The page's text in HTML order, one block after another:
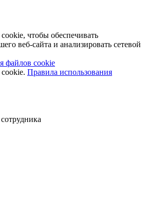
чтобы обеспечивать
веб-сайта и анализировать сетевой
файлов cookie
Правила использования